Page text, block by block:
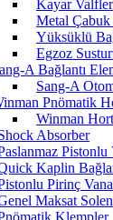
Kayar Valfler
Metal Çabuk
Yüksüklü
Egzoz
A Bağlantı
Sang-A
Pnömatik
Winman
Absorber
Pistonlu
Kaplin
Pirinç
Maksat